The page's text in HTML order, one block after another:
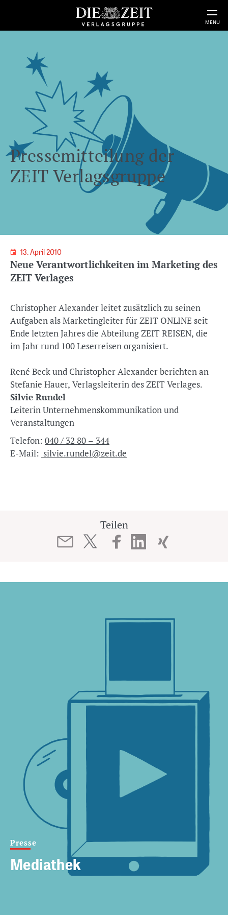
MENU
Pressemitteilung der
ZEIT Verlagsgruppe
13. April 2010
Neue Verantwortlichkeiten im Marketing des
ZEIT Verlages
Christopher Alexander leitet zusätzlich zu seinen
Aufgaben als Marketingleiter für ZEIT ONLINE seit
Ende letzten Jahres die Abteilung ZEIT REISEN, die
im Jahr rund 100 Leserreisen organisiert.
René Beck und Christopher Alexander berichten an
Stefanie Hauer, Verlagsleiterin des ZEIT Verlages.
Silvie Rundel
Leiterin Unternehmenskommunikation und
Veranstaltungen
Telefon: 040 / 32 80 – 344
E-Mail: silvie.rundel@zeit.de
Teilen
Presse
Mediathek